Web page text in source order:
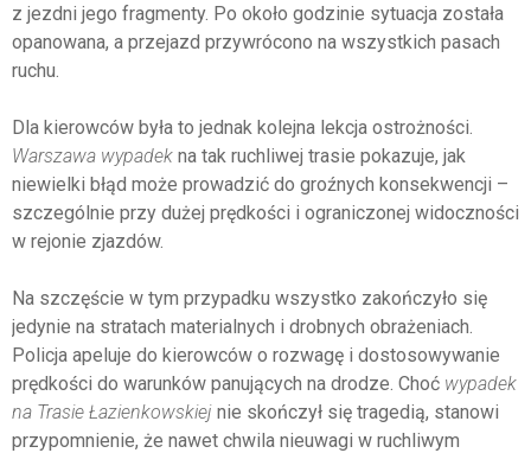
z jezdni jego fragmenty. Po około godzinie sytuacja została
opanowana, a przejazd przywrócono na wszystkich pasach
ruchu.
Dla kierowców była to jednak kolejna lekcja ostrożności.
Warszawa wypadek na tak ruchliwej trasie pokazuje, jak
niewielki błąd może prowadzić do groźnych konsekwencji –
szczególnie przy dużej prędkości i ograniczonej widoczności
w rejonie zjazdów.
Na szczęście w tym przypadku wszystko zakończyło się
jedynie na stratach materialnych i drobnych obrażeniach.
Policja apeluje do kierowców o rozwagę i dostosowywanie
prędkości do warunków panujących na drodze. Choć wypadek
na Trasie Łazienkowskiej nie skończył się tragedią, stanowi
przypomnienie, że nawet chwila nieuwagi w ruchliwym